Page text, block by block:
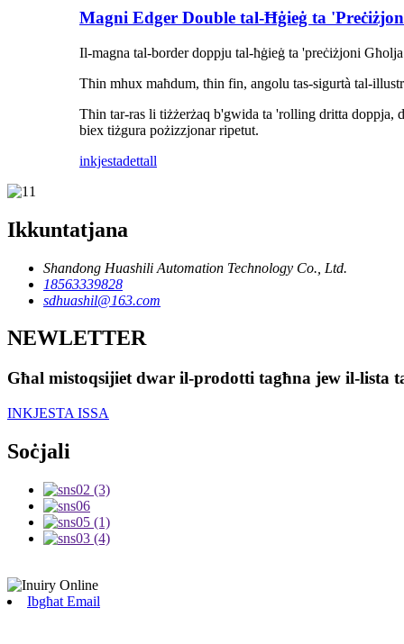
Magni Edger Double tal-Ħġieġ ta
Il-magna tal-border doppju tal-ħġieġ ta 'preċiżjoni
Tħin mhux maħdum, tħin fin, angolu tas-sigurtà tal-
Tħin tar-ras li tiżżerżaq b'gwida ta 'rolling dritta
biex tiżgura pożizzjonar ripetut.
inkjestadettall
Ikkuntatjana
Shandong Huashili Automation Technology Co., Ltd.
18563339828
sdhuashil@163.com
NEWLETTER
Għal mistoqsijiet dwar il-prodotti tagħna jew il-lista
INKJESTA ISSA
Soċjali
Ibgħat Email